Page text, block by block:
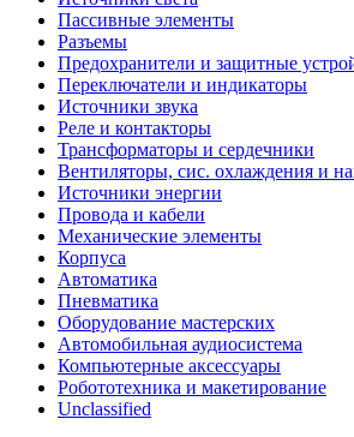
Пассивные элементы
Разъeмы
Предохранители и защитные
Переключатели и индикаторы
Источники звука
Реле и контакторы
Трансформаторы и сердечники
Вентиляторы, сис. охлаждения и
Источники энергии
Провода и кабели
Механические элементы
Корпуса
Автоматика
Пневматика
Оборудование мастерских
Автомобильная аудиосистема
Компьютерные аксессуары
Робототехника и макетирование
Unclassified